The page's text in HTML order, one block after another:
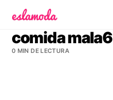
comida mala6
0 MIN DE LECTURA